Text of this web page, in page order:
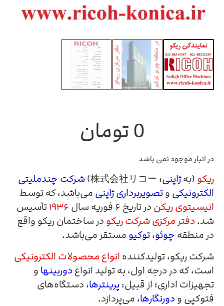
0تومان
در انبار موجود نمی باشد
ریکو (بهژاپنی:
株式会社リコー
) شرکت چندملیتی
الکترونیکی وتصویربرداریژاپنی می‌باشد، که توسط
انیسیتوی ریکن در تاریخ ۶ فوریه سال ۱۹۳۶تأسیس
شد. دفتر مرکزی شرکت ریکو در ساختمان ریکو واقع
در منطقه چوئو،توکیو مستقر می‌باشد.
شرکت ریکو، تولیدکننده انواع محصولات الکترونیکی
است، که در درجه اول، به تولید انواع دوربینها و
تجهیزات اداری؛ از قبیل: پرینترها، دستگاه‌های
فتوکپی و دورنگارها، می‌پردازد.